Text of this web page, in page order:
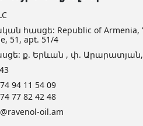
հասցե: Republic of Armenia,
51, apt. 51/4
ք. Երևան , փ. Արարատյան,
94 11 54 09
77 82 42 48
oil.am